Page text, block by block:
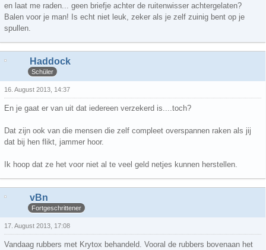
en laat me raden... geen briefje achter de ruitenwisser achtergelaten?
Balen voor je man! Is echt niet leuk, zeker als je zelf zuinig bent op je
spullen.
Haddock
Schüler
16. August 2013, 14:37
En je gaat er van uit dat iedereen verzekerd is....toch?
Dat zijn ook van die mensen die zelf compleet overspannen raken als jij
dat bij hen flikt, jammer hoor.
Ik hoop dat ze het voor niet al te veel geld netjes kunnen herstellen.
vBn
Fortgeschrittener
17. August 2013, 17:08
Vandaag rubbers met Krytox behandeld. Vooral de rubbers bovenaan het